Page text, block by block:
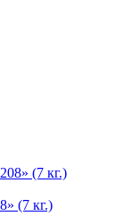
(7 кг.)